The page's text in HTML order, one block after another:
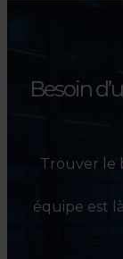
Besoin
Trouver le
équipe est